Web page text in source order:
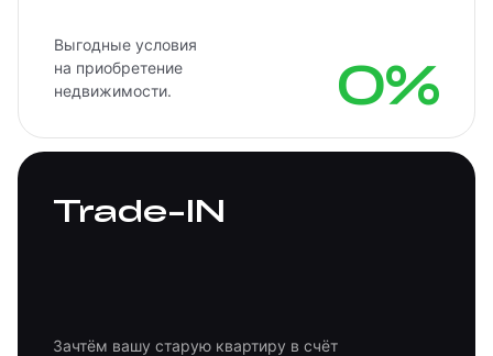
Выгодные условия
на приобретение
недвижимости.
0%
Trade-IN
Зачтём вашу старую квартиру в счёт